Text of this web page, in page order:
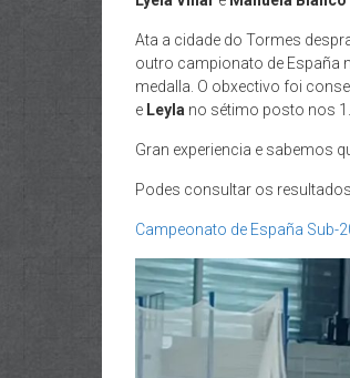
Ata a cidade do Tormes
outro campionato de España
medalla. O obxectivo foi
e Leyla no sétimo posto nos
Gran experiencia e sabemos
Podes consultar os
Campeonato de España Sub-